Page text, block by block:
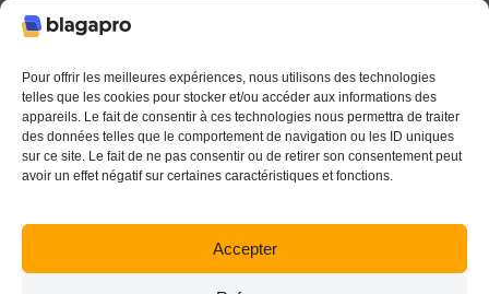
Pour offrir les meilleures expériences, nous utilisons des technologies
telles que les cookies pour stocker et/ou accéder aux informations des
appareils. Le fait de consentir à ces technologies nous permettra de traiter
des données telles que le comportement de navigation ou les ID uniques
sur ce site. Le fait de ne pas consentir ou de retirer son consentement peut
avoir un effet négatif sur certaines caractéristiques et fonctions.
Accepter
© 2022 - 2024 Blagapro. Tous droits réservés. Textiles
personnalisés à Orléans